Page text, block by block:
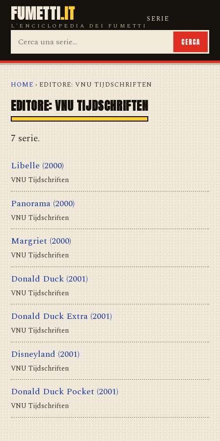
FUMETTI.IT
L'ENCICLOPEDIA DEI FUMETTI
SERIE
CERCA
HOME › EDITORE: VNU TIJDSCHRIFTEN
EDITORE: VNU TIJDSCHRIFTEN
7 serie.
Libelle (2000)
VNU Tijdschriften
Panorama (2000)
VNU Tijdschriften
Margriet (2000)
VNU Tijdschriften
Donald Duck (2001)
VNU Tijdschriften
Donald Duck Extra (2001)
VNU Tijdschriften
Disneyland (2001)
VNU Tijdschriften
Donald Duck Pocket (2001)
VNU Tijdschriften